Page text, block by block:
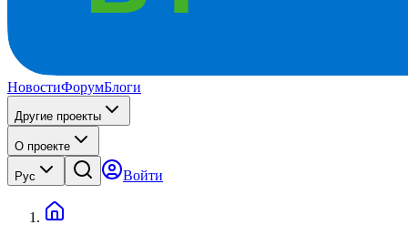
НовостиФорумБлоги
Другие проекты
О проекте
Рус Войти